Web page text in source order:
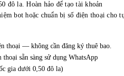
đô la. Hoàn hảo để tạo tài khoản
bot hoặc chuẩn bị số điện thoại cho
thoại — không cần đăng ký thuê bao.
sẵn sàng sử dụng WhatsApp
gia dưới 0,50 đô la)